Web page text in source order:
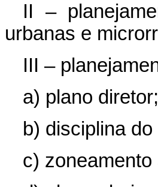
II –
urbanas e
III –
a) plano diretor;
b) disciplina
c) zoneamento